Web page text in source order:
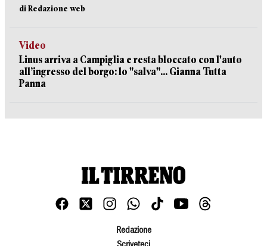
di Redazione web
Video
Linus arriva a Campiglia e resta bloccato con l'auto
all’ingresso del borgo: lo "salva"... Gianna Tutta
Panna
Redazione